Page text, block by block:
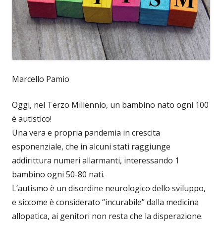
Marcello Pamio
Oggi, nel Terzo Millennio, un bambino nato ogni 100
è autistico!
Una vera e propria pandemia in crescita
esponenziale, che in alcuni stati raggiunge
addirittura numeri allarmanti, interessando 1
bambino ogni 50-80 nati.
L’autismo è un disordine neurologico dello sviluppo,
e siccome è considerato “incurabile” dalla medicina
allopatica, ai genitori non resta che la disperazione.